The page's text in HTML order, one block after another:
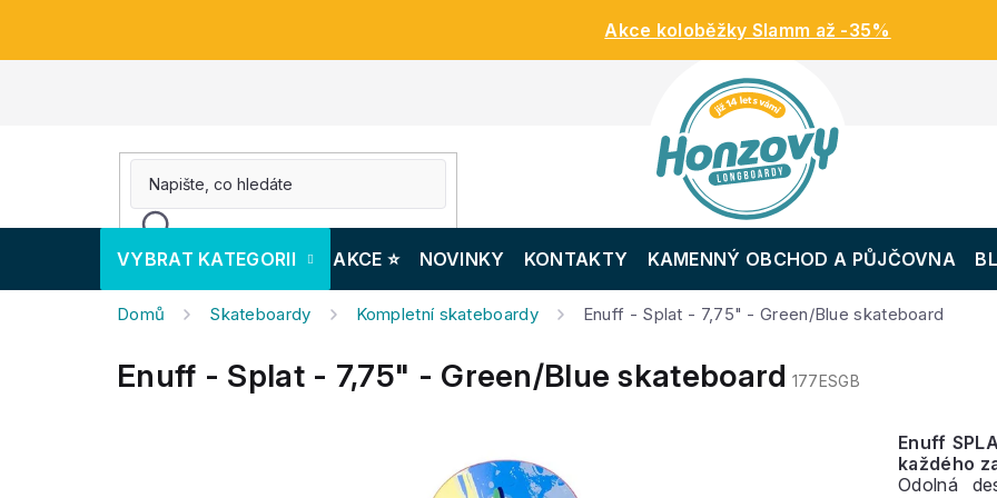
Akce koloběžky Slamm až -35%
VYBRAT KATEGORII AKCE ⭐️ NOVINKY KONTAKTY KAMENNÝ OBCHOD A PŮJČOVNA
Domů Skateboardy Kompletní skateboardy Enuff - Splat - 7,75" - Green/Blue skateboard
Enuff - Splat - 7,75" - Green/Blue skateboard 177ESGB
Enuff
každého
Odolná